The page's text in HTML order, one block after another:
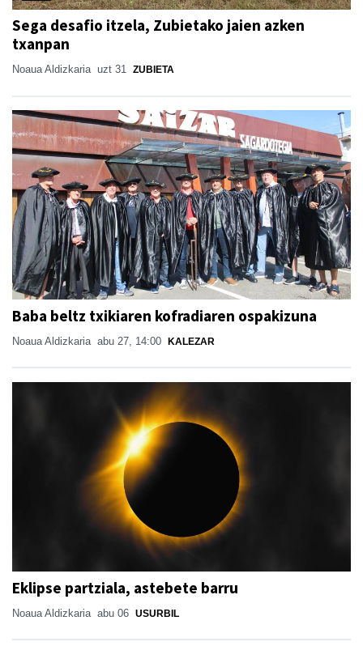
Sega desafio itzela, Zubietako jaien azken
txanpan
Noaua Aldizkaria uzt 31 ZUBIETA
Baba beltz txikiaren kofradiaren ospakizuna
Noaua Aldizkaria abu 27, 14:00 KALEZAR
Eklipse partziala, astebete barru
Noaua Aldizkaria abu 06 USURBIL